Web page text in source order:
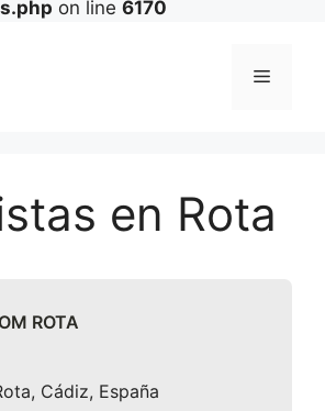
on line 6170
Menú
en Rota
ROTA
Cádiz, España